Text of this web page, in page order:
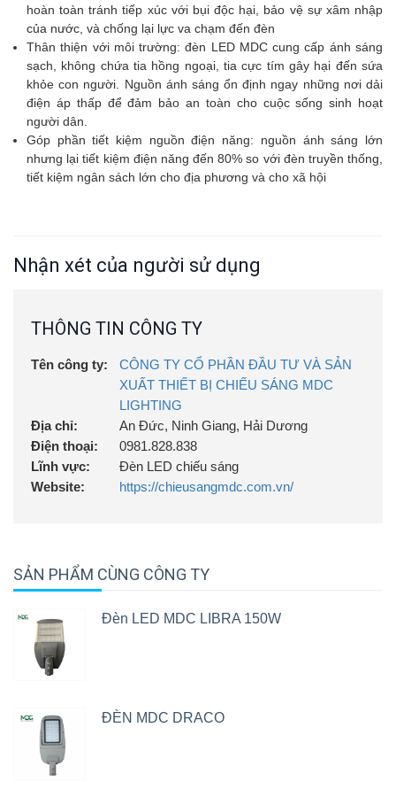
hoàn toàn tránh tiếp xúc với bụi độc hại, bảo vệ sự xâm nhập
của nước, và chống lại lực va chạm đến đèn
Thân thiện với môi trường: đèn LED MDC cung cấp ánh sáng
sạch, không chứa tia hồng ngoại, tia cực tím gây hại đến sứa
khỏe con người. Nguồn ánh sáng ổn định ngay những nơi dải
điện áp thấp để đảm bảo an toàn cho cuộc sống sinh hoạt
người dân.
Góp phần tiết kiệm nguồn điện năng: nguồn ánh sáng lớn
nhưng lại tiết kiệm điện năng đến 80% so với đèn truyền thống,
tiết kiệm ngân sách lớn cho địa phương và cho xã hội
Nhận xét của người sử dụng
THÔNG TIN CÔNG TY
Tên công ty:
CÔNG TY CỔ PHẦN ĐẦU TƯ VÀ SẢN
XUẤT THIẾT BỊ CHIẾU SÁNG MDC
LIGHTING
Địa chỉ:
An Đức, Ninh Giang, Hải Dương
Điện thoại:
0981.828.838
Lĩnh vực:
Đèn LED chiếu sáng
Website:
https://chieusangmdc.com.vn/
SẢN PHẨM CÙNG CÔNG TY
Đèn LED MDC LIBRA 150W
ĐÈN MDC DRACO